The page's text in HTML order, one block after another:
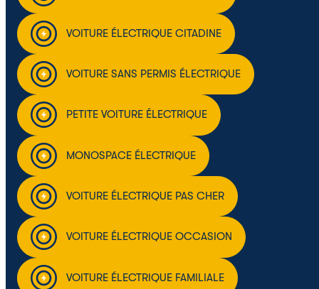
VOITURE ÉLECTRIQUE CITADINE
VOITURE SANS PERMIS ÉLECTRIQUE
PETITE VOITURE ÉLECTRIQUE
MONOSPACE ÉLECTRIQUE
VOITURE ÉLECTRIQUE PAS CHER
VOITURE ÉLECTRIQUE OCCASION
VOITURE ÉLECTRIQUE FAMILIALE